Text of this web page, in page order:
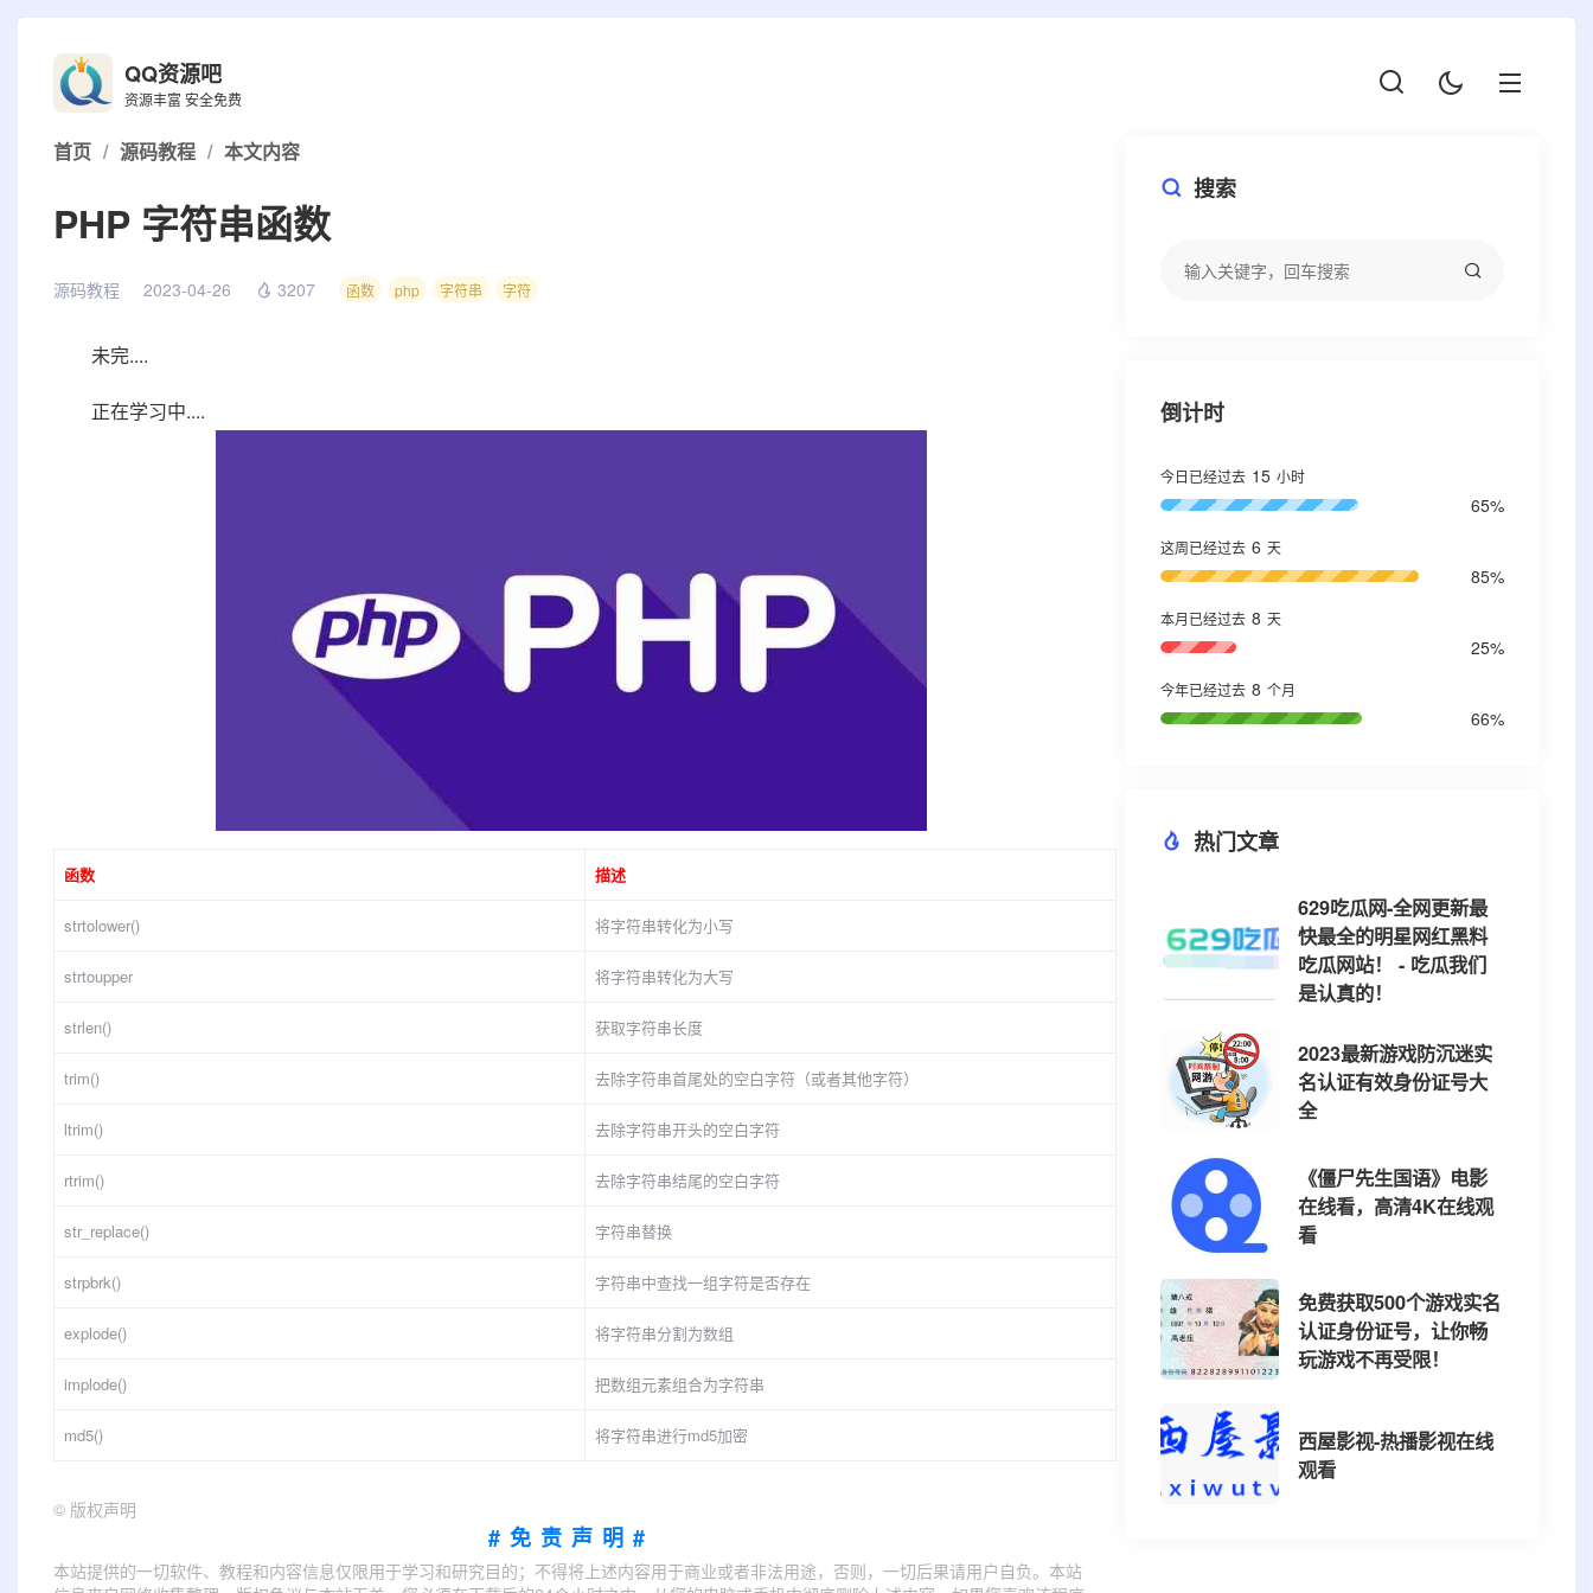
QQ资源吧
资源丰富 安全免费
首页 / 源码教程 / 本文内容
PHP 字符串函数
源码教程 2023-04-26 3207 函数 php 字符串 字符
未完....
正在学习中....
函数 描述
strtolower() 将字符串转化为小写
strtoupper 将字符串转化为大写
strlen() 获取字符串长度
trim() 去除字符串首尾处的空白字符（或者其他字符）
ltrim() 去除字符串开头的空白字符
rtrim() 去除字符串结尾的空白字符
str_replace() 字符串替换
strpbrk() 字符串中查找一组字符是否存在
explode() 将字符串分割为数组
implode() 把数组元素组合为字符串
md5() 将字符串进行md5加密
© 版权声明
#免责声明#
本站提供的一切软件、教程和内容信息仅限用于学习和研究目的；不得将上述内容用于商业或者非法用途，否则，一切后果请用户自负。本站
搜索
倒计时
今日已经过去 15 小时
65%
这周已经过去 6 天
85%
本月已经过去 8 天
25%
今年已经过去 8 个月
66%
热门文章
629吃瓜网-全网更新最
快最全的明星网红黑料
吃瓜网站！ - 吃瓜我们
是认真的！
2023最新游戏防沉迷实
名认证有效身份证号大
全
《僵尸先生国语》电影
在线看，高清4K在线观
看
免费获取500个游戏实名
认证身份证号，让你畅
玩游戏不再受限！
西屋影视-热播影视在线
观看